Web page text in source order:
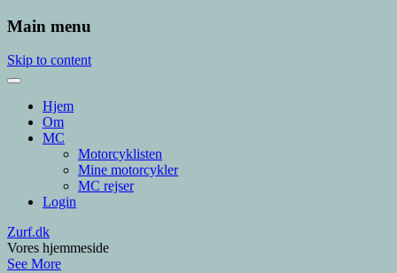
Main menu
Skip to content
Hjem
Om
MC
Motorcyklisten
Mine motorcykler
MC rejser
Login
Zurf.dk
Vores hjemmeside
See More